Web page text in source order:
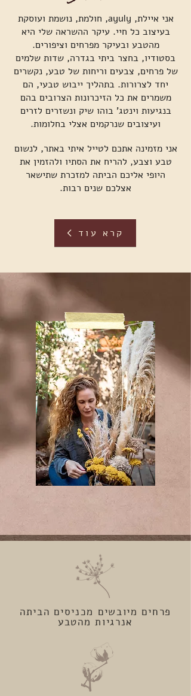
אני איילת, ayuly, חולמת, נושמת ועוסקת
בעיצוב כל חיי. עיקר ההשראה שלי היא
מהטבע ובעיקר מפרחים וציפורים.
בסטודיו, בחצר ביתי בגדרה, שדות שלמים
של פרחים, צבעים וריחות של טבע, נקשרים
יחד לצרורות. בתהליך ייבוש טבעי, הם
משמרים את כל הזיכרונות הצרובים בהם
בנגיעות וינטג' בוהו שיק ונשזרים לזרים
ועיצובים שנרקמים אצלי בחלומות.
אני מזמינה אתכם לטייל איתי באתר, לנשום
טבע וצבע, להריח את הסתיו ולהזמין את
היופי אליכם הביתה למזכרת שתישאר
אצלכם שנים רבות.
קרא עוד
פרחים מיובשים מכניסים הביתה
אנרגיות מהטבע